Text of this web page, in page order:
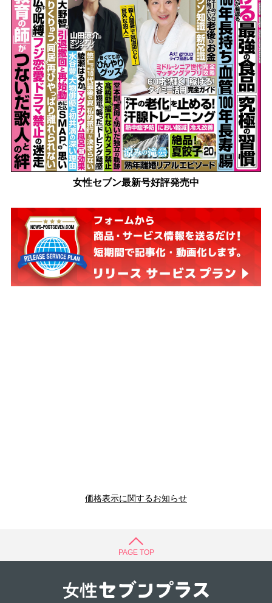
女性セブン最新号好評発売中
価格表示に関するお知らせ
PAGE TOP